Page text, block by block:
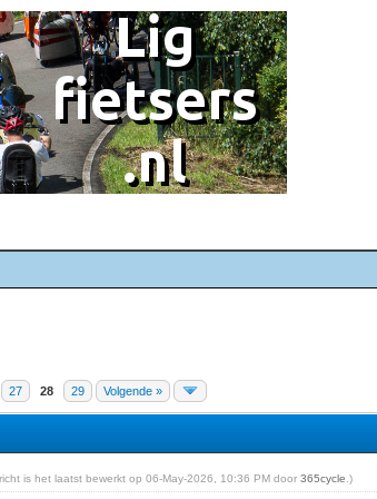
27 28 29 Volgende »
is het laatst bewerkt op 06-May-2026, 10:36 PM door365cycle .)